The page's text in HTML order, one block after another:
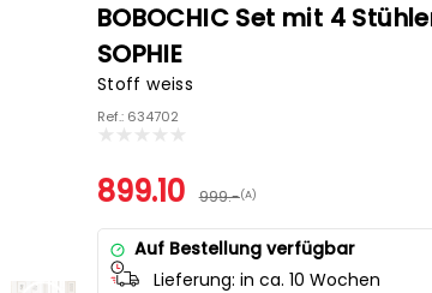
BOBOCHIC Set mit 4
SOPHIE
Stoff weiss
Ref.: 634702
899.10 999.-(A)
Auf Bestellung verfügbar
Lieferung: in ca. 10 Wochen